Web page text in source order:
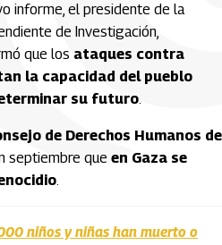
informe, el presidente de la
de Investigación,
que los ataques contra
la capacidad del pueblo
su futuro.
de Derechos Humanos de
septiembre que en Gaza se
.
niños y niñas han muerto o